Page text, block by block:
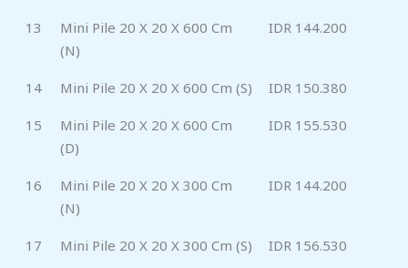
13
Mini Pile 20 X 20 X 600 Cm
(N)
IDR 144.200
14 Mini Pile 20 X 20 X 600 Cm (S) IDR 150.380
15
Mini Pile 20 X 20 X 600 Cm
(D)
IDR 155.530
16
Mini Pile 20 X 20 X 300 Cm
(N)
IDR 144.200
17 Mini Pile 20 X 20 X 300 Cm (S) IDR 156.530